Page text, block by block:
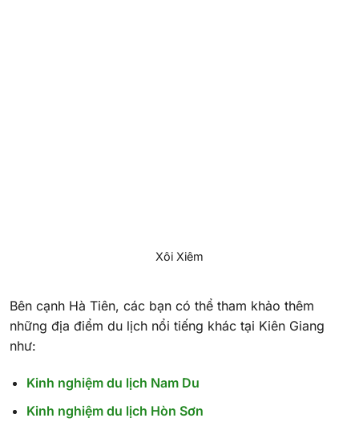
Xôi Xiêm
Bên cạnh Hà Tiên, các bạn có thể tham khảo thêm
những địa điểm du lịch nổi tiếng khác tại Kiên Giang
như:
Kinh nghiệm du lịch Nam Du
Kinh nghiệm du lịch Hòn Sơn